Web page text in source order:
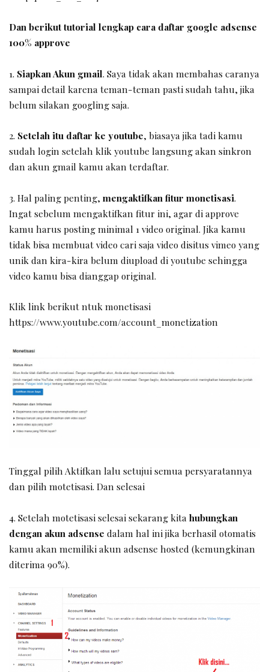
Dan berikut tutorial lengkap cara daftar google adsense
100% approve
1. Siapkan Akun gmail. Saya tidak akan membahas caranya
sampai detail karena teman-teman pasti sudah tahu, jika
belum silakan googling saja.
2. Setelah itu daftar ke youtube, biasaya jika tadi kamu
sudah login setelah klik youtube langsung akan sinkron
dan akun gmail kamu akan terdaftar.
3. Hal paling penting, mengaktifkan fitur monetisasi.
Ingat sebelum mengaktifkan fitur ini, agar di approve
kamu harus posting minimal 1 video original. Jika kamu
tidak bisa membuat video cari saja video disitus vimeo yang
unik dan kira-kira belum diupload di youtube sehingga
video kamu bisa dianggap original.
Klik link berikut ntuk monetisasi
https://www.youtube.com/account_monetization
Tinggal pilih Aktifkan lalu setujui semua persyaratannya
dan pilih motetisasi. Dan selesai
4. Setelah motetisasi selesai sekarang kita hubungkan
dengan akun adsense dalam hal ini jika berhasil otomatis
kamu akan memiliki akun adsense hosted (kemungkinan
diterima 90%).